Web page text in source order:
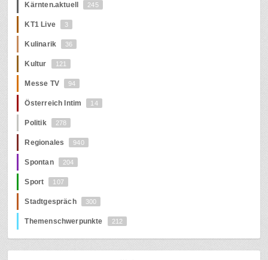
Kärnten.aktuell 245
KT1 Live 3
Kulinarik 36
Kultur 121
Messe TV 94
Österreich Intim 14
Politik 278
Regionales 940
Spontan 204
Sport 107
Stadtgespräch 300
Themenschwerpunkte 212